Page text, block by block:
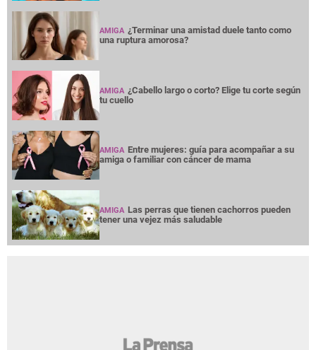
AMIGA ¿Terminar una amistad duele tanto como
una ruptura amorosa?
AMIGA ¿Cabello largo o corto? Elige tu corte según
tu cuello
AMIGA Entre mujeres: guía para acompañar a su
amiga o familiar con cáncer de mama
AMIGA Las perras que tienen cachorros pueden
tener una vejez más saludable